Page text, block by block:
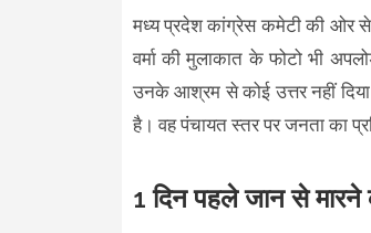
मध्य प्रदेश कांग्रेस कमेटी की ओर से
वर्मा की मुलाकात के फोटो भी
उनके आश्रम से कोई उत्तर नहीं
है। वह पंचायत स्तर पर जनता का
1 दिन पहले जान से मारने